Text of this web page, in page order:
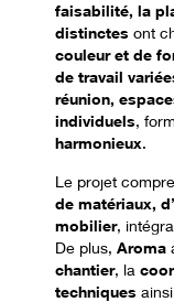
faisabilité, la
distinctes ont
couleur et de
de travail
réunion,
individuels,
harmonieux.
Le projet
de matériaux,
mobilier,
De plus, Aroma
chantier, la
techniques